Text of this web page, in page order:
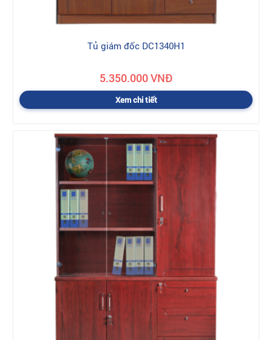
Tủ giám đốc DC1340H1
5.350.000 VNĐ
Xem chi tiết